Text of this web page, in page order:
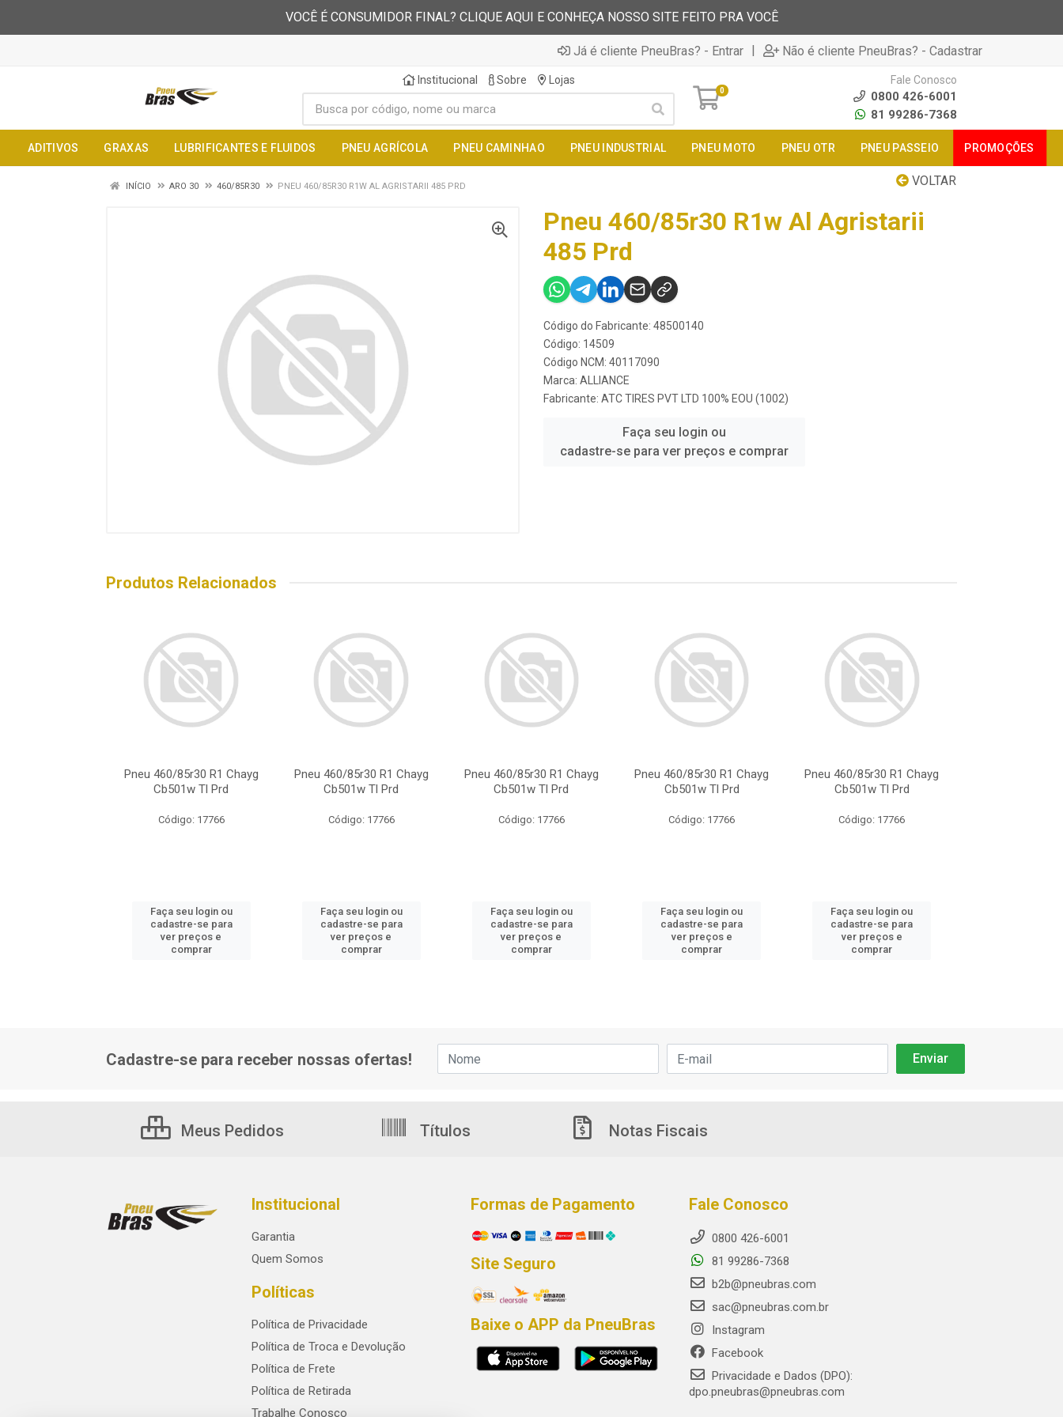
VOCÊ É CONSUMIDOR FINAL? CLIQUE AQUI E CONHEÇA NOSSO SITE FEITO PRA VOCÊ
Já é cliente PneuBras? - Entrar | Não é cliente PneuBras? - Cadastrar
Institucional Sobre Lojas
0
Fale Conosco
0800 426-6001
81 99286-7368
ADITIVOS GRAXAS LUBRIFICANTES E FLUIDOS PNEU AGRÍCOLA PNEU CAMINHAO PNEU INDUSTRIAL PNEU MOTO PNEU OTR PNEU PASSEIO PROMOÇÕES
VOLTAR
INÍCIO ARO 30 460/85R30 PNEU 460/85R30 R1W AL AGRISTARII 485 PRD
Pneu 460/85r30 R1w Al Agristarii
485 Prd
Código do Fabricante: 48500140
Código: 14509
Código NCM: 40117090
Marca: ALLIANCE
Fabricante: ATC TIRES PVT LTD 100% EOU (1002)
Faça seu login ou
cadastre-se para ver preços e comprar
Produtos Relacionados
Pneu 460/85r30 R1 Chayg
Cb501w Tl Prd
Código: 17766
Faça seu login ou
cadastre-se para
ver preços e
comprar
Pneu 460/85r30 R1 Chayg
Cb501w Tl Prd
Código: 17766
Faça seu login ou
cadastre-se para
ver preços e
comprar
Pneu 460/85r30 R1 Chayg
Cb501w Tl Prd
Código: 17766
Faça seu login ou
cadastre-se para
ver preços e
comprar
Pneu 460/85r30 R1 Chayg
Cb501w Tl Prd
Código: 17766
Faça seu login ou
cadastre-se para
ver preços e
comprar
Pneu 460/85r30 R1 Chayg
Cb501w Tl Prd
Código: 17766
Faça seu login ou
cadastre-se para
ver preços e
comprar
Cadastre-se para receber nossas ofertas!
Meus Pedidos Títulos Notas Fiscais
Institucional
Garantia
Quem Somos
Políticas
Política de Privacidade
Política de Troca e Devolução
Política de Frete
Política de Retirada
Trabalhe Conosco
Formas de Pagamento
Site Seguro
Baixe o APP da PneuBras
Fale Conosco
0800 426-6001
81 99286-7368
b2b@pneubras.com
sac@pneubras.com.br
Instagram
Facebook
Privacidade e Dados (DPO):
dpo.pneubras@pneubras.com